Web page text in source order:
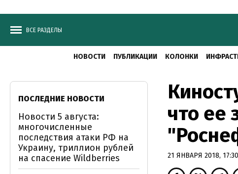
ВСЕ РАЗДЕЛЫ
НОВОСТИ ПУБЛИКАЦИИ КОЛОНКИ
что ее
21 ЯНВАРЯ 2018, 17:30
ПОСЛЕДНИЕ НОВОСТИ
Новости 5 августа:
многочисленные
последствия атаки РФ на
Украину, триллион рублей
на спасение Wildberries